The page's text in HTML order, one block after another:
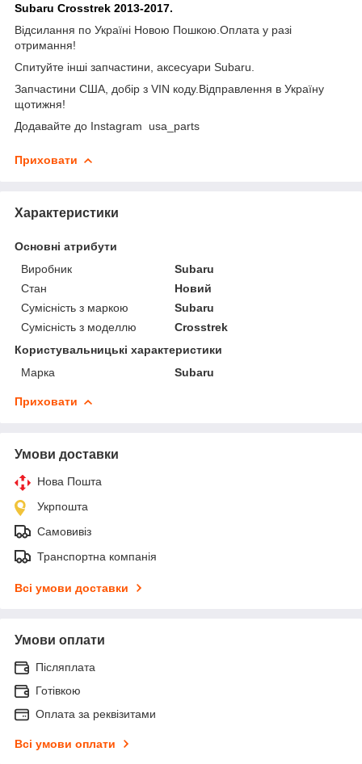
Subaru Crosstrek 2013-2017.
Відсилання по Україні Новою Пошкою.Оплата у разі
отримання!
Спитуйте інші запчастини, аксесуари Subaru.
Запчастини США, добір з VIN коду.Відправлення в Україну
щотижня!
Додавайте до Instagram usa_parts
Приховати
Характеристики
Основні атрибути
Виробник
Subaru
Стан
Новий
Сумісність з маркою
Subaru
Сумісність з моделлю
Crosstrek
Користувальницькі характеристики
Марка
Subaru
Приховати
Умови доставки
Нова Пошта
Укрпошта
Самовивіз
Транспортна компанія
Всі умови доставки
Умови оплати
Післяплата
Готівкою
Оплата за реквізитами
Всі умови оплати